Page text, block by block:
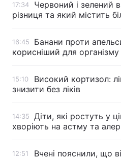
17:34
Червоний і зелений
різниця та який містить
16:45
Банани проти
корисніший для організму
15:10
Високий кортизол:
знизити без ліків
14:35
Діти, які ростуть у
хворіють на астму та
12:51
Вчені пояснили, що